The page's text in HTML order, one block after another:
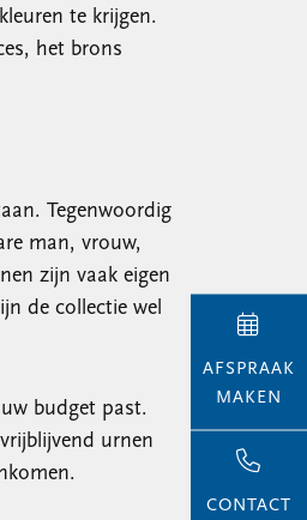
te krijgen.
het brons
Tegenwoordig
man, vrouw,
zijn vaak eigen
de collectie wel
budget past.
urnen
AFSPRAAK
MAKEN
CONTACT